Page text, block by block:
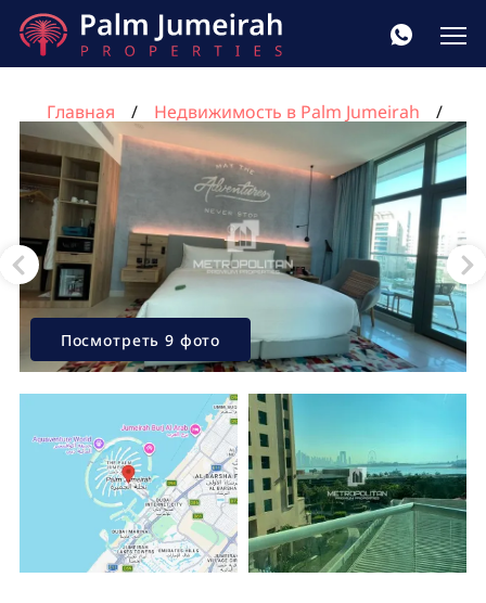
Главная
Недвижимость в Palm Jumeirah
Квартира 48м² в Seven Palm, Пальма Джумейра,
Дубай, ОАЭ №440
Посмотреть 9 фото